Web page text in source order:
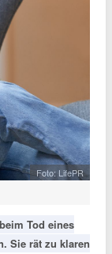
Foto: LifePR
Tod eines
Sie rät zu klaren